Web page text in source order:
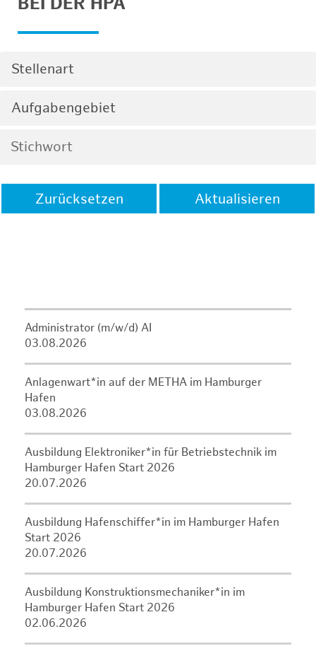
Stellenart
Aufgabengebiet
Zurücksetzen Aktualisieren
Administrator (m/w/d) AI
03.08.2026
Anlagenwart*in auf der METHA im Hamburger
Hafen
03.08.2026
Ausbildung Elektroniker*in für Betriebstechnik im
Hamburger Hafen Start 2026
20.07.2026
Ausbildung Hafenschiffer*in im Hamburger Hafen
Start 2026
20.07.2026
Ausbildung Konstruktionsmechaniker*in im
Hamburger Hafen Start 2026
02.06.2026